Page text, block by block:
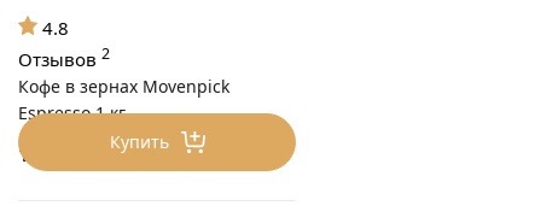
Купить
1890
Кофе в зернах Movenpick
Espresso 1 кг
4.8
Отзывов 2